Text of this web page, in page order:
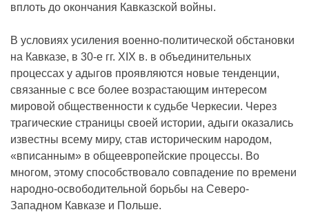
вплоть до окончания Кавказской войны.
В условиях усиления военно-политической обстановки
на Кавказе, в 30-е гг. XIX в. в объединительных
процессах у адыгов проявляются новые тенденции,
связанные с все более возрастающим интересом
мировой общественности к судьбе Черкесии. Через
трагические страницы своей истории, адыги оказались
известны всему миру, став историческим народом,
«вписанным» в общеевропейские процессы. Во
многом, этому способствовало совпадение по времени
народно-освободительной борьбы на Северо-
Западном Кавказе и Польше.